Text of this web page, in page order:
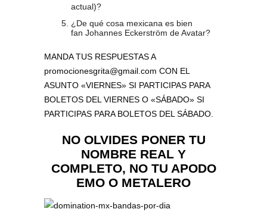
actual)?
¿De qué cosa mexicana es bien
fan Johannes Eckerström de Avatar?
MANDA TUS RESPUESTAS A
promocionesgrita@gmail.com CON EL
ASUNTO «VIERNES» SI PARTICIPAS PARA
BOLETOS DEL VIERNES O «SÁBADO» SI
PARTICIPAS PARA BOLETOS DEL SÁBADO.
NO OLVIDES PONER TU
NOMBRE REAL Y
COMPLETO, NO TU APODO
EMO O METALERO